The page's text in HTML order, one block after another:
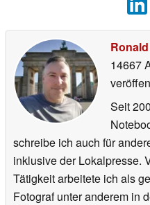
14667
Seit
schreibe ich auch für
inklusive der Lokalpresse.
Tätigkeit arbeitete ich als
Fotograf unter anderem in